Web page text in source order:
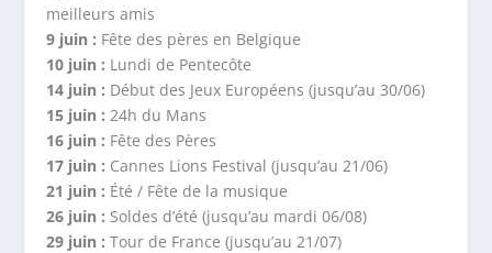
meilleurs amis
9 juin : Fête des pères en Belgique
10 juin : Lundi de Pentecôte
14 juin : Début des Jeux Européens (jusqu’au 30/06)
15 juin : 24h du Mans
16 juin : Fête des Pères
17 juin : Cannes Lions Festival (jusqu’au 21/06)
21 juin : Été / Fête de la musique
26 juin : Soldes d’été (jusqu’au mardi 06/08)
29 juin : Tour de France (jusqu’au 21/07)